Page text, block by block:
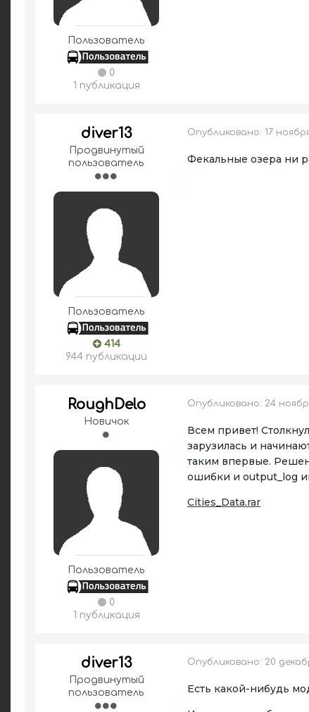
Пользователь
0
1 публикация
diver13
Продвинутый
пользователь
Пользователь
414
944 публикации
Опубликовано: 17
Фекальные озера ни
RoughDelo
Новичок
Пользователь
0
1 публикация
Опубликовано: 24
Всем привет!
зарузилась и
таким впервые.
ошибки и output_log
Cities_Data.rar
diver13
Продвинутый
пользователь
Опубликовано: 20
Есть какой-нибудь